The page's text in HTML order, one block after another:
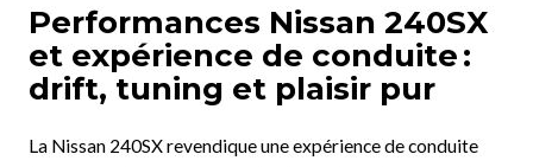
Performances Nissan 240SX
et expérience de conduite :
drift, tuning et plaisir pur
La Nissan 240SX revendique une expérience de conduite